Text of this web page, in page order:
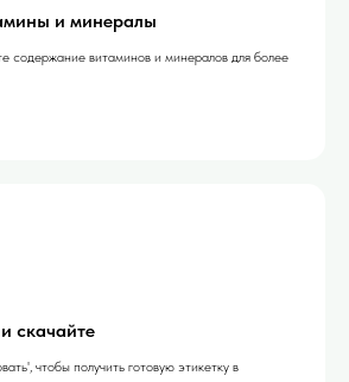
и минералы
содержание витаминов и минералов для более
скачайте
чтобы получить готовую этикетку в